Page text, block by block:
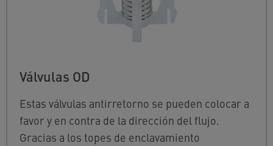
Válvulas OD
Estas válvulas antirretorno se pueden colocar a
favor y en contra de la dirección del flujo.
Gracias a los topes de enclavamiento